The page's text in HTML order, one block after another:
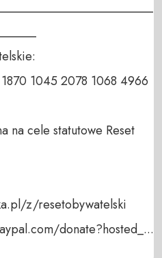
1045 2078 1068 4966
na cele statutowe Reset
z/resetobywatelski
donate?hosted_...